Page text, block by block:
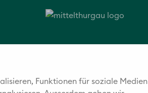
Funktionen für soziale Medien